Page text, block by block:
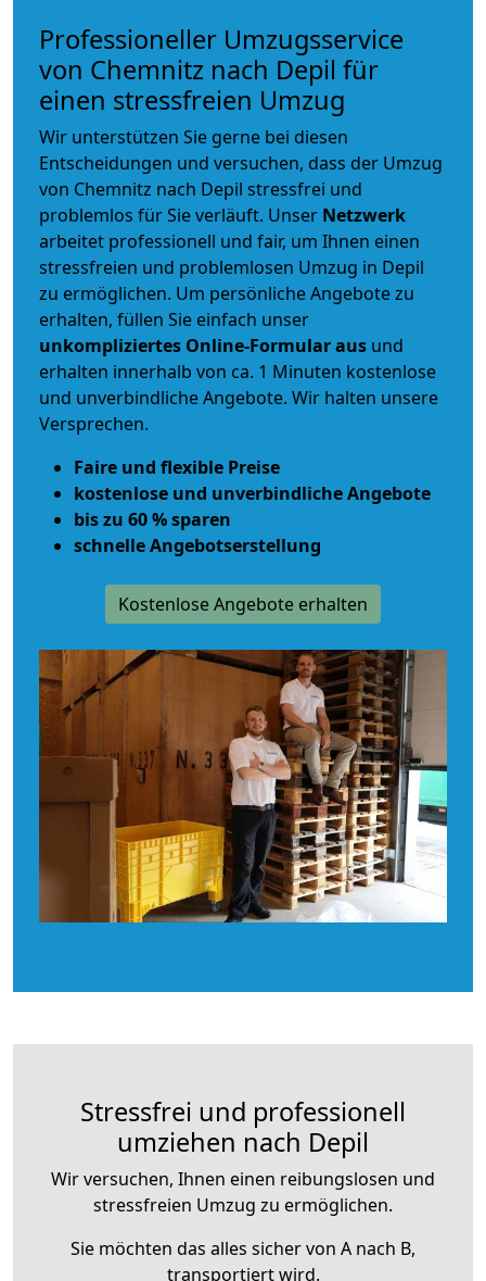
Professioneller Umzugsservice
von Chemnitz nach Depil für
einen stressfreien Umzug
Wir unterstützen Sie gerne bei diesen
Entscheidungen und versuchen, dass der Umzug
von Chemnitz nach Depil stressfrei und
problemlos für Sie verläuft. Unser Netzwerk
arbeitet professionell und fair, um Ihnen einen
stressfreien und problemlosen Umzug in Depil
zu ermöglichen. Um persönliche Angebote zu
erhalten, füllen Sie einfach unser
unkompliziertes Online-Formular aus und
erhalten innerhalb von ca. 1 Minuten kostenlose
und unverbindliche Angebote. Wir halten unsere
Versprechen.
Faire und flexible Preise
kostenlose und unverbindliche Angebote
bis zu 60 % sparen
schnelle Angebotserstellung
Kostenlose Angebote erhalten
Stressfrei und professionell
umziehen nach Depil
Wir versuchen, Ihnen einen reibungslosen und
stressfreien Umzug zu ermöglichen.
Sie möchten das alles sicher von A nach B,
transportiert wird.